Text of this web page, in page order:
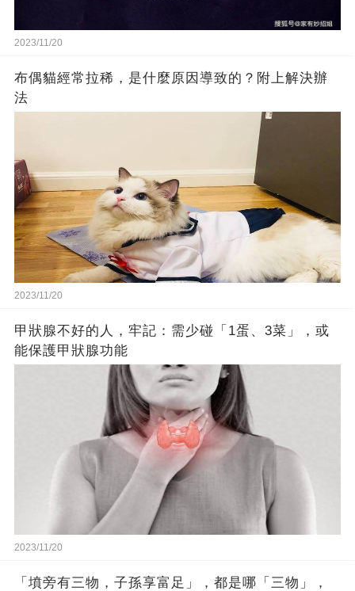
2023/11/20
布偶貓經常拉稀，是什麼原因導致的？附上解決辦
法
2023/11/20
甲狀腺不好的人，牢記：需少碰「1蛋、3菜」，或
能保護甲狀腺功能
2023/11/20
「墳旁有三物，子孫享富足」，都是哪「三物」，